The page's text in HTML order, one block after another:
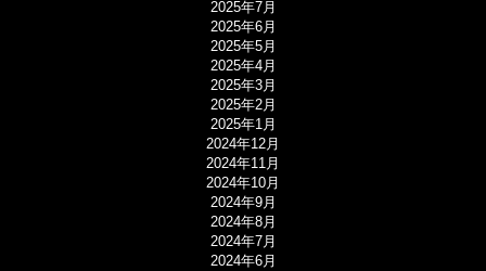
2025年7月
2025年6月
2025年5月
2025年4月
2025年3月
2025年2月
2025年1月
2024年12月
2024年11月
2024年10月
2024年9月
2024年8月
2024年7月
2024年6月